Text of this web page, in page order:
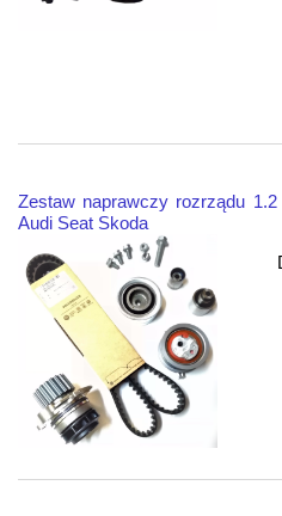
Zestaw naprawczy rozrządu
Audi Seat Skoda